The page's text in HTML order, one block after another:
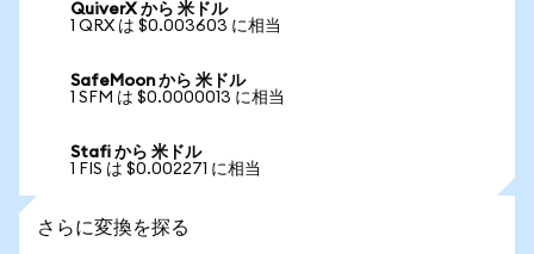
QuiverX から 米ドル
1 QRX は $0.003603 に相当
SafeMoon から 米ドル
1 SFM は $0.0000013 に相当
Stafi から 米ドル
1 FIS は $0.002271 に相当
さらに変換を探る